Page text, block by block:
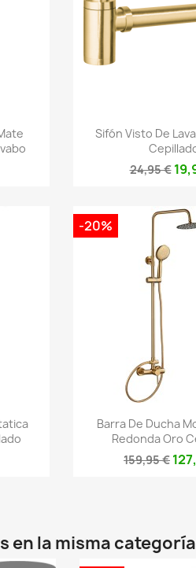
Vista
Sifón Visto De
24,95 €
 Vista
Barra De Ducha
Redonda Oro
159,95 €
-20%
en la misma